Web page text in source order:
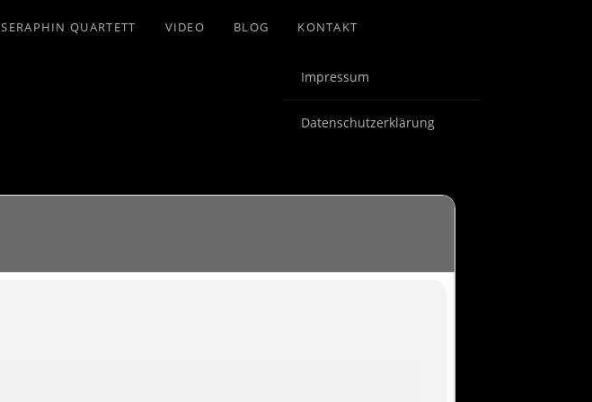
SERAPHIN QUARTETT VIDEO BLOG KONTAKT
Impressum
Datenschutzerklärung